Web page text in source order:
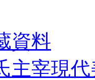
資料
主宰現